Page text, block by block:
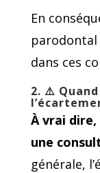
En
parodontal
dans ces
2. ⚠
À vrai
une
générale,